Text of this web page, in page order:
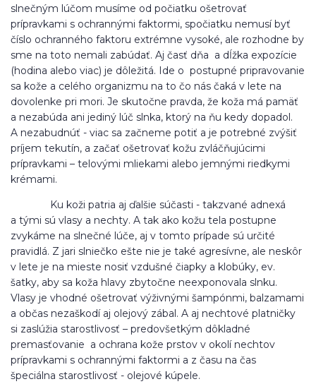
slnečným lúčom musíme od počiatku ošetrovať
prípravkami s ochrannými faktormi, spočiatku nemusí byť
číslo ochranného faktoru extrémne vysoké, ale rozhodne by
sme na toto nemali zabúdať. Aj časť dňa a dĺžka expozície
(hodina alebo viac) je dôležitá. Ide o postupné pripravovanie
sa kože a celého organizmu na to čo nás čaká v lete na
dovolenke pri mori. Je skutočne pravda, že koža má pamäť
a nezabúda ani jediný lúč slnka, ktorý na ňu kedy dopadol.
A nezabudnúť - viac sa začneme potiť a je potrebné zvýšiť
príjem tekutín, a začať ošetrovať kožu zvláčňujúcimi
prípravkami – telovými mliekami alebo jemnými riedkymi
krémami.
Ku koži patria aj ďalšie súčasti - takzvané adnexá
a tými sú vlasy a nechty. A tak ako kožu tela postupne
zvykáme na slnečné lúče, aj v tomto prípade sú určité
pravidlá. Z jari slniečko ešte nie je také agresívne, ale neskôr
v lete je na mieste nosiť vzdušné čiapky a klobúky, ev.
šatky, aby sa koža hlavy zbytočne neexponovala slnku.
Vlasy je vhodné ošetrovať výživnými šampónmi, balzamami
a občas nezaškodí aj olejový zábal. A aj nechtové platničky
si zaslúžia starostlivosť – predovšetkým dôkladné
premasťovanie a ochrana kože prstov v okolí nechtov
prípravkami s ochrannými faktormi a z času na čas
špeciálna starostlivosť - olejové kúpele.